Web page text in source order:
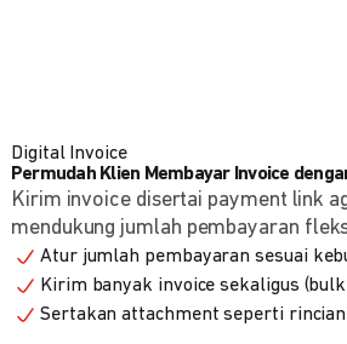
Digital Invoice
Permudah Klien Membayar Invoice
Kirim invoice disertai payment link
mendukung jumlah pembayaran
Atur jumlah pembayaran sesuai
Kirim banyak invoice sekaligus
Sertakan attachment seperti